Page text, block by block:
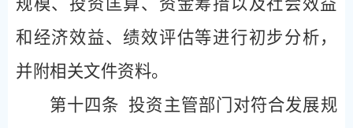
规模、投资匡算、资金筹措以及社会效益
和经济效益、绩效评估等进行初步分析，
并附相关文件资料。
第十四条 投资主管部门对符合发展规